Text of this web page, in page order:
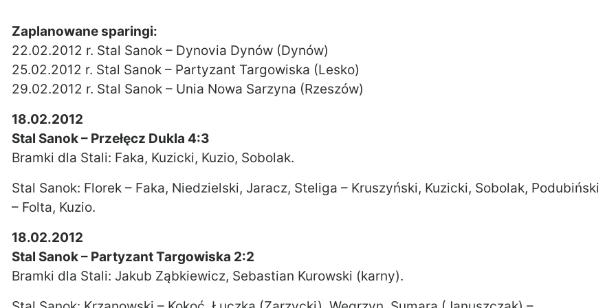
Zaplanowane sparingi:
22.02.2012 r. Stal Sanok – Dynovia Dynów (Dynów)
25.02.2012 r. Stal Sanok – Partyzant Targowiska (Lesko)
29.02.2012 r. Stal Sanok – Unia Nowa Sarzyna (Rzeszów)
18.02.2012
Stal Sanok – Przełęcz Dukla 4:3
Bramki dla Stali: Faka, Kuzicki, Kuzio, Sobolak.
Stal Sanok: Florek – Faka, Niedzielski, Jaracz, Steliga – Kruszyński, Kuzicki, Sobolak, Podubiński
– Folta, Kuzio.
18.02.2012
Stal Sanok – Partyzant Targowiska 2:2
Bramki dla Stali: Jakub Ząbkiewicz, Sebastian Kurowski (karny).